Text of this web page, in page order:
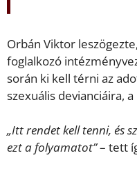
Orbán Viktor
foglalkozó
során ki kell térni az
szexuális devianciáira,
„Itt rendet kell tenni, és
ezt a folyamatot”– tett